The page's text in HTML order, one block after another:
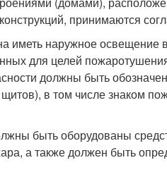
принимаются
иметь наружное освещение
для целей
должны быть
в том числе знаком
быть оборудованы
а также должен быть